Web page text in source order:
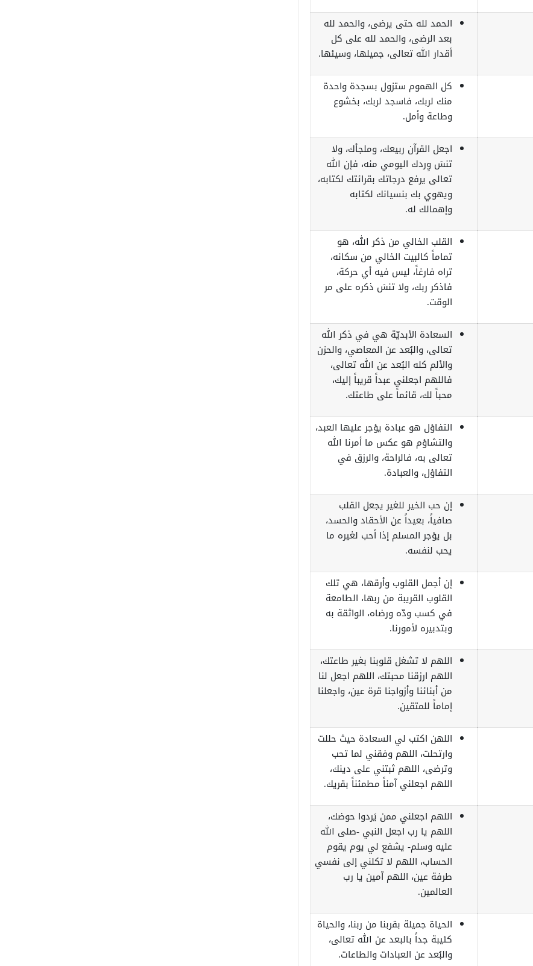
الحمد لله حتى يرضى، والحمد لله
بعد الرضى، والحمد لله على كل
أقدار الله تعالى، جميلها، وسيئها.
كل الهموم ستزول بسجدة واحدة
منك لربك، فاسجد لربك، بخشوع
وطاعة وأمل.
اجعل القرآن ربيعك، وملجأك، ولا
تنسَ وِردك اليومي منه، فإن الله
تعالى يرفع درجاتك بقرائتك لكتابه،
ويهوي بك بنسيانك لكتابه
وإهمالك له.
القلب الخالي من ذكر الله، هو
تماماً كالبيت الخالي من سكانه،
تراه فارغاً، ليس فيه أي حركة،
فاذكر ربك، ولا تنسَ ذكره على مر
الوقت.
السعادة الأبديّة هي في ذكر الله
تعالى، والبُعد عن المعاصي، والحزن
والألم كله البُعد عن الله تعالى،
فاللهم اجعلني عبداً قريباً إليك،
محباً لك، قائماً على طاعتك.
التفاؤل هو عبادة يؤجر عليها العبد،
والتشاؤم هو عكس ما أمرنا الله
تعالى به، فالراحة، والرزق في
التفاؤل، والعبادة.
إن حب الخير للغير يجعل القلب
صافياً، بعيداً عن الأحقاد والحسد،
بل يؤجر المسلم إذا أحب لغيره ما
يحب لنفسه.
إن أجمل القلوب وأرقها، هي تلك
القلوب القريبة من ربها، الطامعة
في كسب ودّه ورضاه، الواثقة به
وبتدبيره لأمورنا.
اللهم لا تشغل قلوبنا بغير طاعتك،
اللهم ارزقنا محبتك، اللهم اجعل لنا
من أبنائنا وأزواجنا قرة عين، واجعلنا
إماماً للمتقين.
اللهن اكتب لي السعادة حيث حللت
وارتحلت، اللهم وفقني لما تحب
وترضى، اللهم ثبتني على دينك،
اللهم اجعلني آمناً مطمئناً بقريك.
اللهم اجعلني ممن يَردوا حوضك،
اللهم يا رب اجعل النبي -صلى الله
عليه وسلم- يشفع لي يوم يقوم
الحساب، اللهم لا تكلني إلى نفسي
طرفة عين، اللهم آمين يا رب
العالمين.
الحياة جميلة بقربنا من ربنا، والحياة
كئيبة جداً بالبعد عن الله تعالى،
والبُعد عن العبادات والطاعات.